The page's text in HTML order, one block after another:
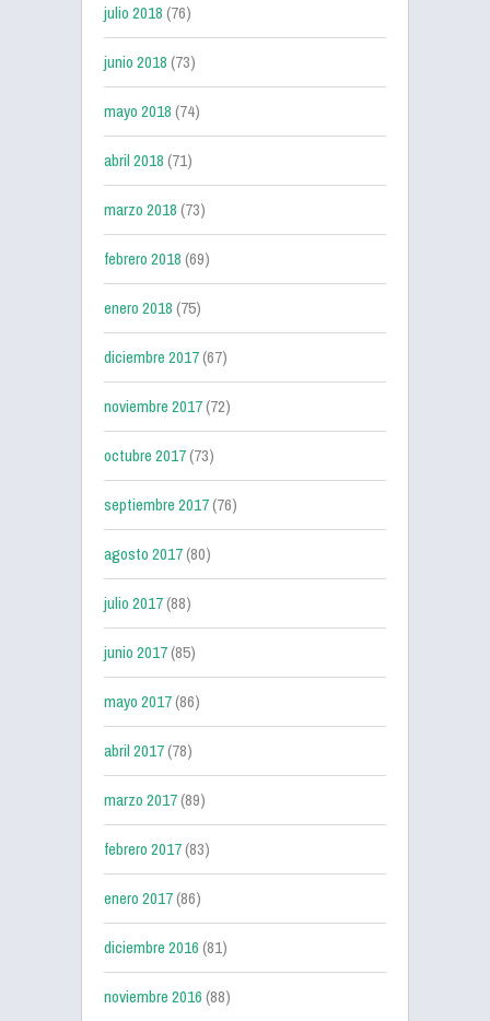
julio 2018(76)
junio 2018(73)
mayo 2018(74)
abril 2018(71)
marzo 2018(73)
febrero 2018(69)
enero 2018(75)
diciembre 2017(67)
noviembre 2017(72)
octubre 2017(73)
septiembre 2017(76)
agosto 2017(80)
julio 2017(88)
junio 2017(85)
mayo 2017(86)
abril 2017(78)
marzo 2017(89)
febrero 2017(83)
enero 2017(86)
diciembre 2016(81)
noviembre 2016(88)